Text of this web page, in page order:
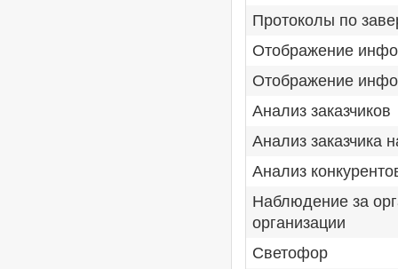
Протоколы по
Отображение
Отображение
Анализ заказчиков
Анализ заказчика
Анализ
Наблюдение за
организации
Светофор